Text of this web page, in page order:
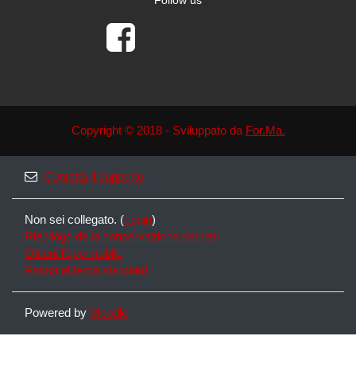
Copyright © 2018 - Sviluppato da For.Ma.
Contatta il supporto
Non sei collegato. (Login)
Riepilogo della conservazione dei dati
Ottieni l'app mobile
Passa al tema standard
Powered by Moodle